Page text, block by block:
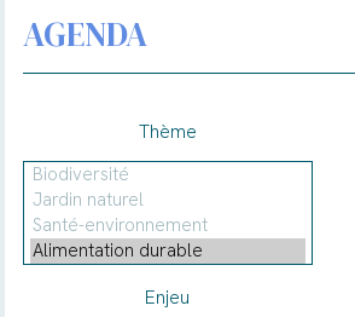
AGENDA
Thème
Enjeu